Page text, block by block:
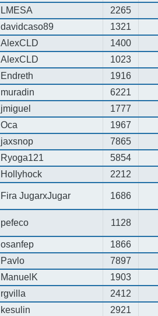
LMESA 2265
davidcaso89 1321
AlexCLD 1400
AlexCLD 1023
Endreth 1916
muradin 6221
jmiguel 1777
Oca 1967
jaxsnop 7865
Ryoga121 5854
Hollyhock 2212
Fira JugarxJugar 1686
pefeco 1128
osanfep 1866
Pavlo 7897
ManuelK 1903
rgvilla 2412
kesulin 2921